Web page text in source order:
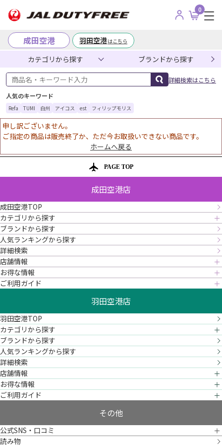
0
成田空港 羽田空港はこちら
カテゴリから探す ブランドから探す
商品名・キーワード入力
詳細検索はこちら
人気のキーワード
Refa TUMI 白州 アイコス est フィリップモリス
申し訳ございません。
ご指定の商品は販売終了か、ただ今お取扱いできない商品です。
ホームへ戻る
PAGE TOP
成田空港店
成田空港TOP
カテゴリから探す
ブランドから探す
人気ランキングから探す
詳細検索
店舗情報
お得な情報
ご利用ガイド
羽田空港店
羽田空港TOP
カテゴリから探す
ブランドから探す
人気ランキングから探す
詳細検索
店舗情報
お得な情報
ご利用ガイド
その他
公式SNS・口コミ
読み物